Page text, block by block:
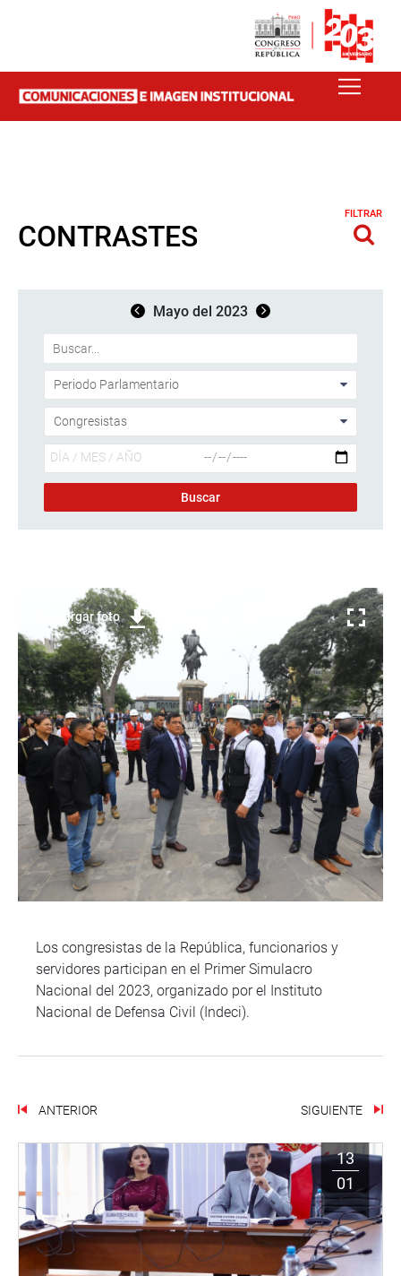
CONTRASTES
FILTRAR
Mayo del 2023
Descargar foto
Los congresistas de la República, funcionarios y
servidores participan en el Primer Simulacro
Nacional del 2023, organizado por el Instituto
Nacional de Defensa Civil (Indeci).
ANTERIOR SIGUIENTE
13
01